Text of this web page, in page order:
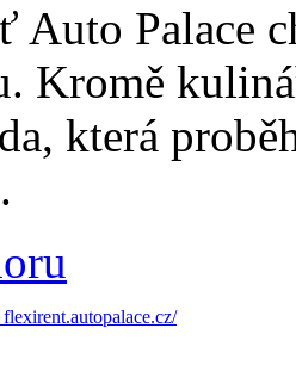
Auto Palace
Kromě
která